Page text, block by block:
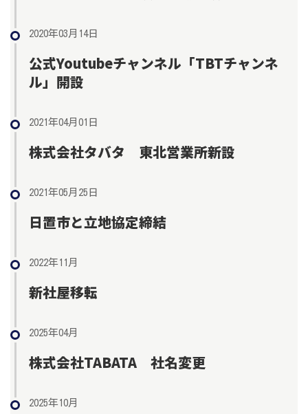
2020年03月14日
公式Youtubeチャンネル「TBTチャンネ
ル」開設
2021年04月01日
株式会社タバタ 東北営業所新設
2021年05月25日
日置市と立地協定締結
2022年11月
新社屋移転
2025年04月
株式会社TABATA 社名変更
2025年10月